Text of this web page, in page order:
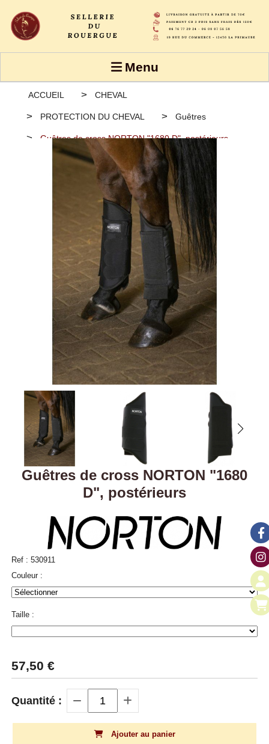
Menu
ACCUEIL CHEVAL
PROTECTION DU CHEVAL Guêtres
Guêtres de cross NORTON "1680 D", postérieurs
Guêtres de cross NORTON "1680
D", postérieurs
Ref : 530911
Couleur :
Taille :
57,50 €
Quantité :
Ajouter au panier